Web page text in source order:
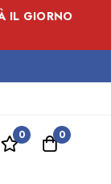
IL GIORNO
0 0